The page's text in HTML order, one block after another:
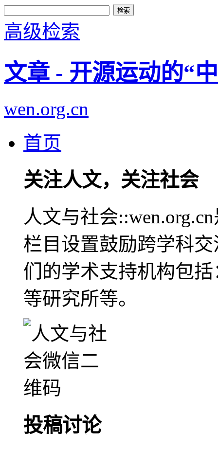
高级检索
文章 - 开源运动的“
wen.org.cn
首页
关注人文，关注社会
人文与社会
栏目设置鼓励跨学科
们的学术支持机构包
等研究所等。
投稿讨论